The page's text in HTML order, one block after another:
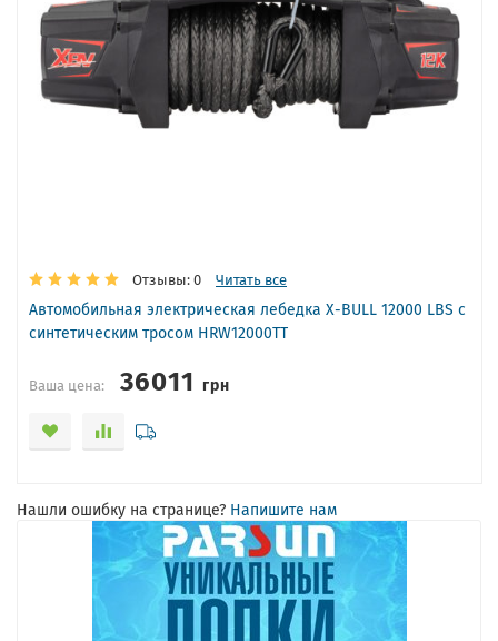
Отзывы: 0 Читать все
Автомобильная электрическая лебедка X-BULL 12000 LBS с
синтетическим тросом HRW12000TT
Ваша цена: 36011грн
Нашли ошибку на странице? Напишите нам